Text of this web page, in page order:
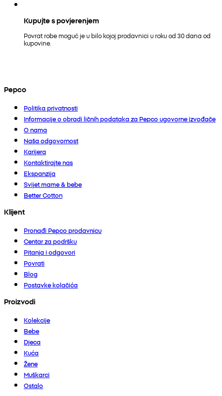
Kupujte s povjerenjem
Povrat robe moguć je u bilo kojoj prodavnici u roku od 30 dana od
kupovine.
Pepco
Politika privatnosti
Informacije o obradi ličnih podataka za Pepco ugovorne izvođače
O nama
Naša odgovornost
Karijera
Kontaktirajte nas
Ekspanzija
Svijet mame & bebe
Better Cotton
Klijent
Pronađi Pepco prodavnicu
Centar za podršku
Pitanja i odgovori
Povrati
Blog
Postavke kolačića
Proizvodi
Kolekcije
Bebe
Djeca
Kuća
Žene
Muškarci
Ostalo